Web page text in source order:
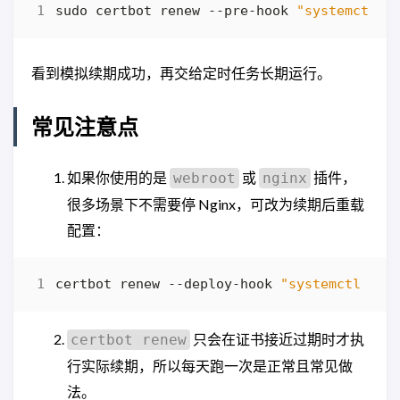
sudo certbot renew --pre-hook "systemctl
看到模拟续期成功，再交给定时任务长期运行。
常见注意点
如果你使用的是 webroot 或 nginx 插件，
很多场景下不需要停 Nginx，可改为续期后重载
配置：
certbot renew --deploy-hook "systemctl
certbot renew 只会在证书接近过期时才执
行实际续期，所以每天跑一次是正常且常见做
法。